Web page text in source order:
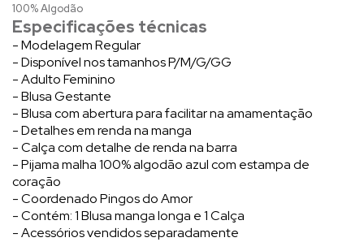
100% Algodão
Especificações técnicas
- Modelagem Regular
- Disponível nos tamanhos P/M/G/GG
- Adulto Feminino
- Blusa Gestante
- Blusa com abertura para facilitar na amamentação
- Detalhes em renda na manga
- Calça com detalhe de renda na barra
- Pijama malha 100% algodão azul com estampa de
coração
- Coordenado Pingos do Amor
- Contém: 1 Blusa manga longa e 1 Calça
- Acessórios vendidos separadamente